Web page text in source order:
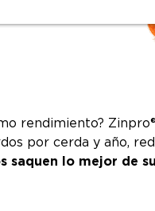
rendimiento?
por cerda y año,
saquen lo mejor de